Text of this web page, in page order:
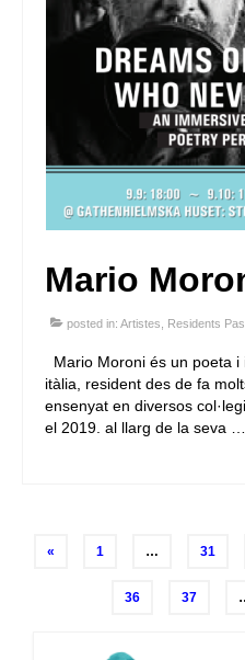
Mario
posted in: Artistes Residents
Mario Moroni és un poeta
itàlia, resident des de fa
ensenyat en diversos
el 2019. al llarg de la seva …
Posts
navigation
« 1 … 31
36 37